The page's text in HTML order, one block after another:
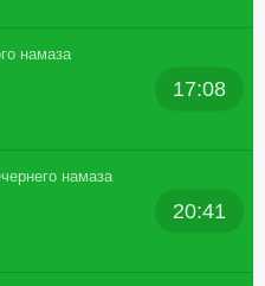
намаза
17:08
намаза
20:41